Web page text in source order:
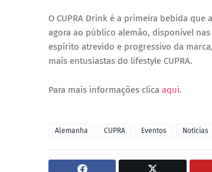
O CUPRA Drink é a primeira bebida que
agora ao público alemão, disponível nas
espírito atrevido e progressivo da
mais entusiastas do lifestyle CUPRA.
Para mais informações clica aqui.
Alemanha CUPRA Eventos Notícias